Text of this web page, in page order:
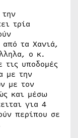
τρία
από τα Χανιά,
ο κ.
τις υποδομές
με την
με τον
και μέσω
για 4
περίπου σε